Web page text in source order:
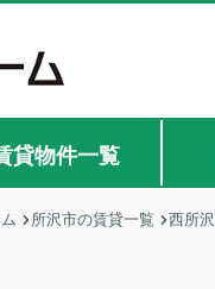
貸物件一覧
所沢市の賃貸一覧 西所